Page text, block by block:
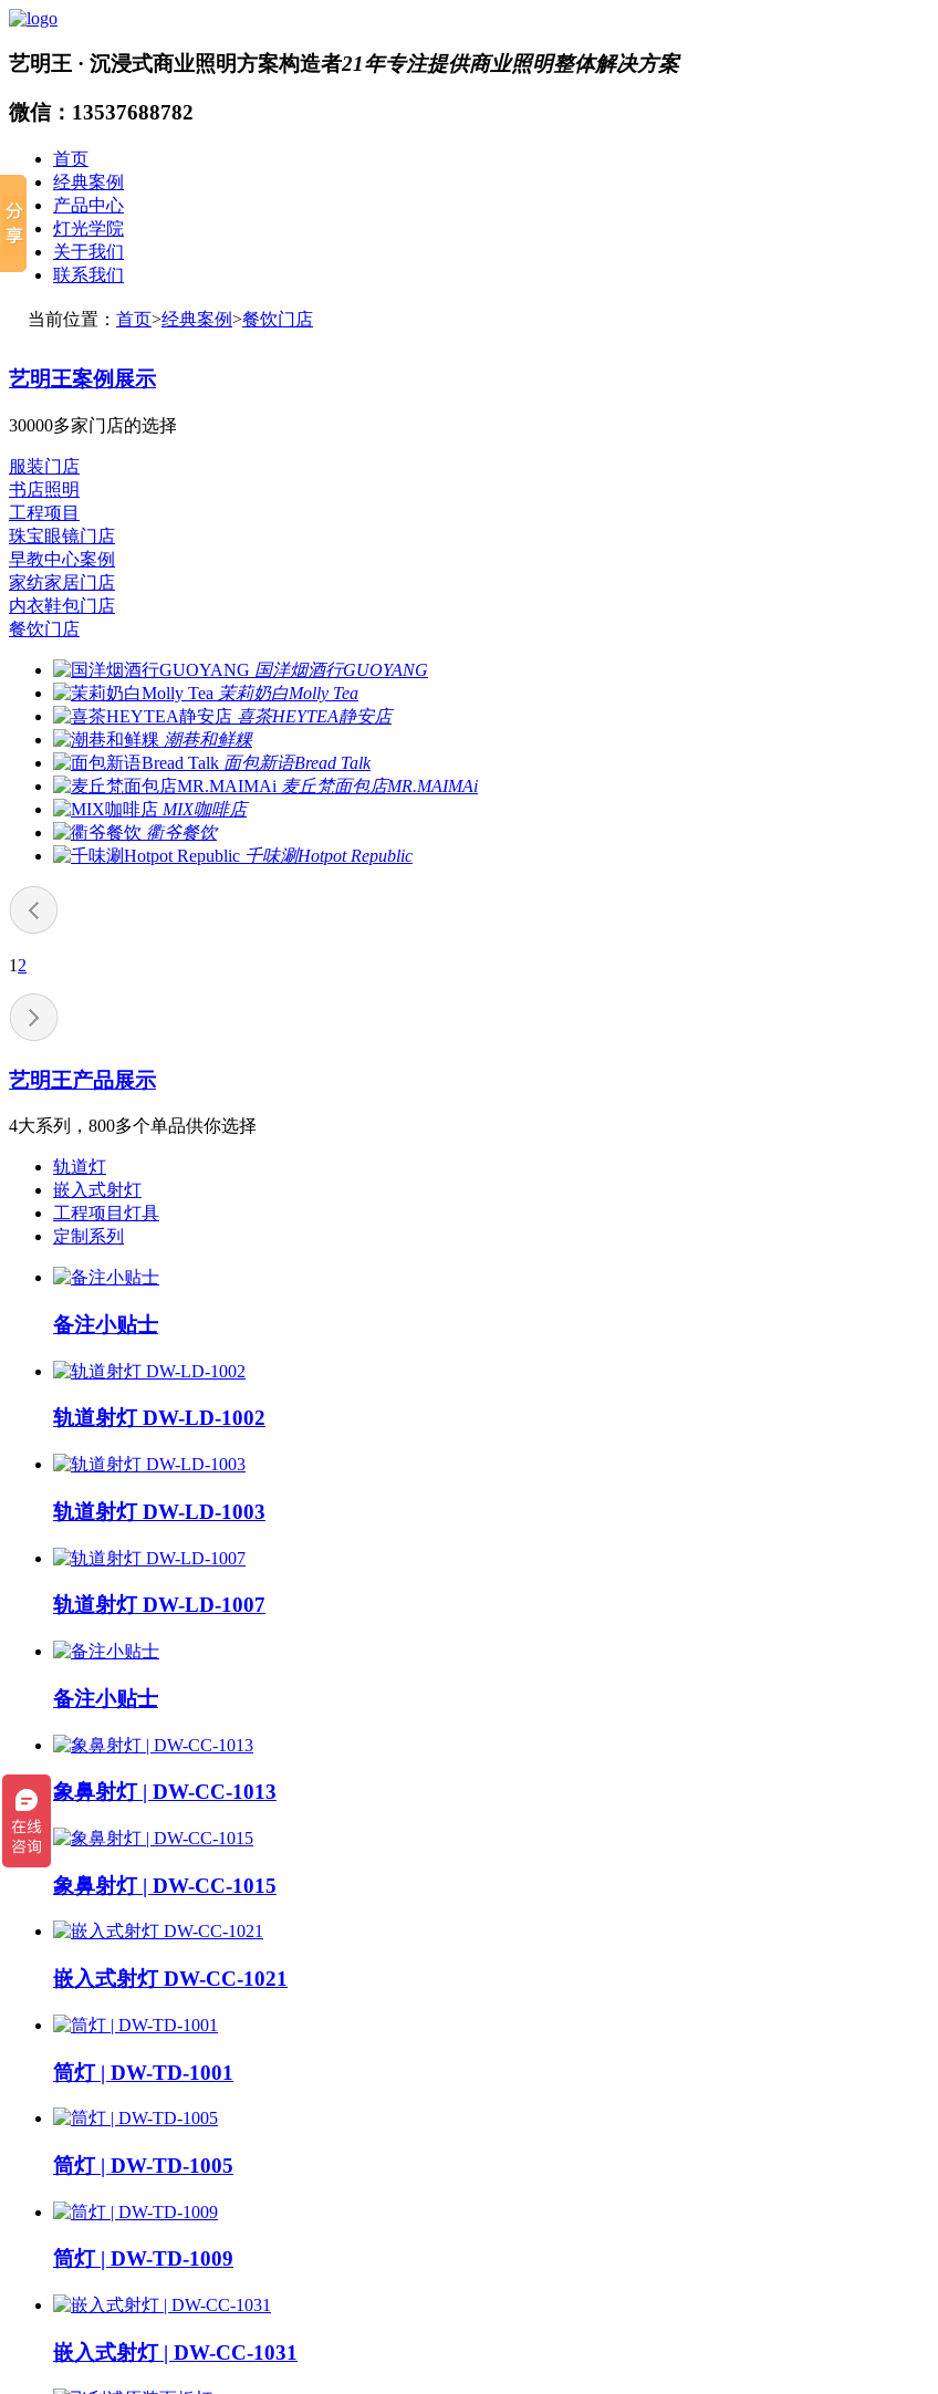
艺明王 · 沉浸式商业照明方案构造者21年专注提供商业照明整体解决方案
微信：13537688782
首页
经典案例
产品中心
灯光学院
关于我们
联系我们
当前位置： 首页>经典案例>餐饮门店
艺明王案例展示
30000多家门店的选择
服装门店
书店照明
工程项目
珠宝眼镜门店
早教中心案例
家纺家居门店
内衣鞋包门店
餐饮门店
国洋烟酒行GUOYANG
茉莉奶白Molly Tea
喜茶HEYTEA静安店
潮巷和鲜粿
面包新语Bread Talk
麦丘梵面包店MR.MAIMAi
MIX咖啡店
衢爷餐饮
千味涮Hotpot Republic
1 2
艺明王产品展示
4大系列，800多个单品供你选择
轨道灯
嵌入式射灯
工程项目灯具
定制系列
备注小贴士
轨道射灯 DW-LD-1002
轨道射灯 DW-LD-1003
轨道射灯 DW-LD-1007
备注小贴士
象鼻射灯 | DW-CC-1013
象鼻射灯 | DW-CC-1015
嵌入式射灯 DW-CC-1021
筒灯 | DW-TD-1001
筒灯 | DW-TD-1005
筒灯 | DW-TD-1009
嵌入式射灯 | DW-CC-1031